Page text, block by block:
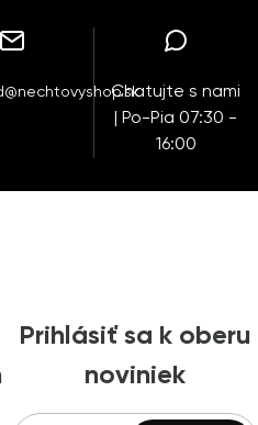
Chatujte s nami
| Po-Pia 07:30 -
16:00
Prihlásiť sa k oberu
noviniek